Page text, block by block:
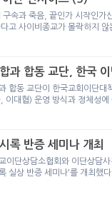
흔적
옥수 구원파 협력기
령 이후 본격적인
학교생활
교회 민사소송에 승
흔적
옥수 구원파 협력기
구속과 죽음, 끝인가 시작인가
고 사이비종교가 몰락하지 않
과 합동 교단, 한국
합동 교단이 한국교회이단대
이대협) 운영 방식과 정체성에
록 반증 세미나 개최
이단상담소협회와 이단상담
실상 반증 세미나'를 개최했